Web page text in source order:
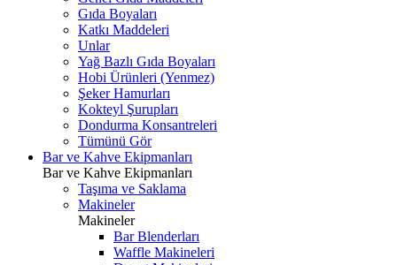
Gıda Boyaları
Katkı Maddeleri
Unlar
Yağ Bazlı Gıda Boyaları
Hobi Ürünleri (Yenmez)
Şeker Hamurları
Kokteyl Şurupları
Dondurma Konsantreleri
Tümünü Gör
Bar ve Kahve Ekipmanları
Bar ve Kahve Ekipmanları
Taşıma ve Saklama
Makineler
Makineler
Bar Blenderları
Waffle Makineleri